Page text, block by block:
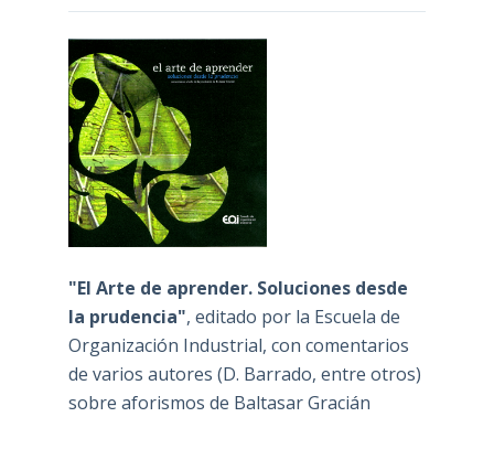
"El Arte de aprender. Soluciones desde
la prudencia", editado por la Escuela de
Organización Industrial, con comentarios
de varios autores (D. Barrado, entre otros)
sobre aforismos de Baltasar Gracián